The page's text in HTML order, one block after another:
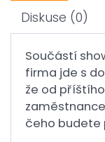
Diskuse (0)
Součástí
firma jde s
že od
čeho budete